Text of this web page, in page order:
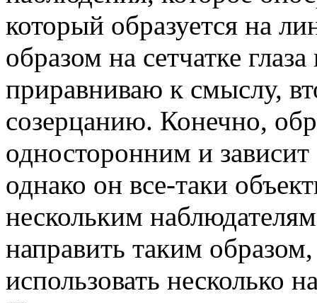
который образуется на
образом на сетчатке
приравниваю к смыслу,
созерцанию. Конечно,
односторонним и
однако он все-таки
нескольким
направить таким
использовать несколько